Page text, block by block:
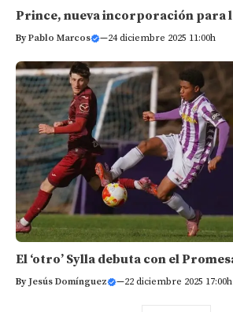
Prince, nueva incorporación para
ByPablo Marcos —24 diciembre 2025 11:00h
El ‘otro’ Sylla debuta con el
By Jesús Domínguez —22 diciembre 2025 17:00h